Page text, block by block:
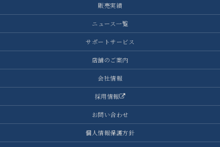
販売実績
ニュース一覧
サポートサービス
店舗のご案内
会社情報
採用情報
お問い合わせ
個人情報保護方針